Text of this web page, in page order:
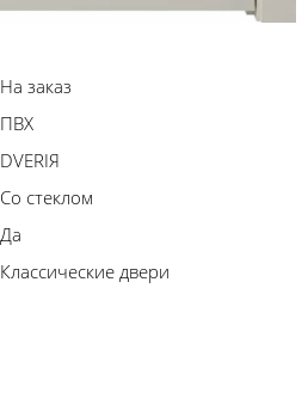
На заказ
ПВХ
DVERIЯ
Со стеклом
Да
Классические двери